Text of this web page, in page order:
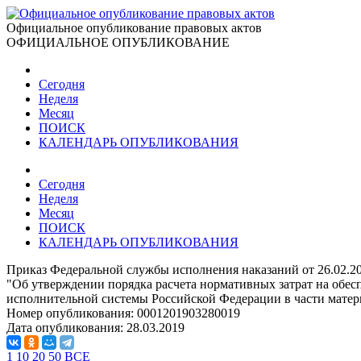
Официальное опубликование правовых актов
ОФИЦИАЛЬНОЕ ОПУБЛИКОВАНИЕ
Сегодня
Неделя
Месяц
ПОИСК
КАЛЕНДАРЬ ОПУБЛИКОВАНИЯ
Сегодня
Неделя
Месяц
ПОИСК
КАЛЕНДАРЬ ОПУБЛИКОВАНИЯ
Приказ Федеральной службы исполнения наказаний от
"Об утверждении порядка расчета нормативных затрат на
исполнительной системы Российской Федерации в части
Номер опубликования: 0001201903280019
Дата опубликования: 28.03.2019
1 10 20 50 ВСЕ